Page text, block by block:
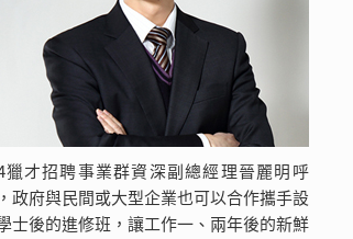
獵才招聘事業群資深副總經理晉麗明呼
政府與民間或大型企業也可以合作攜手設
士後的進修班，讓工作一、兩年後的新鮮